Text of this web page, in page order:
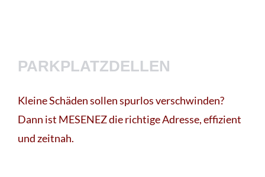
PARKPLATZDELLEN
Kleine Schäden sollen spurlos verschwinden?
Dann ist MESENEZ die richtige Adresse, effizient
und zeitnah.